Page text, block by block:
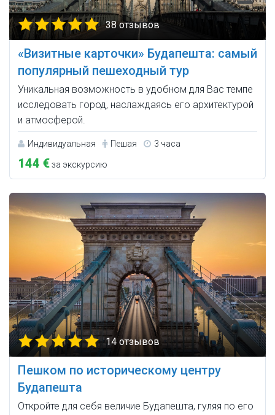
38 отзывов
«Визитные карточки» Будапешта: самый
популярный пешеходный тур
Уникальная возможность в удобном для Вас темпе
исследовать город, наслаждаясь его архитектурой
и атмосферой.
Индивидуальная Пешая 3 часа
144 €за экскурсию
14 отзывов
Пешком по историческому центру
Будапешта
Откройте для себя величие Будапешта, гуляя по его